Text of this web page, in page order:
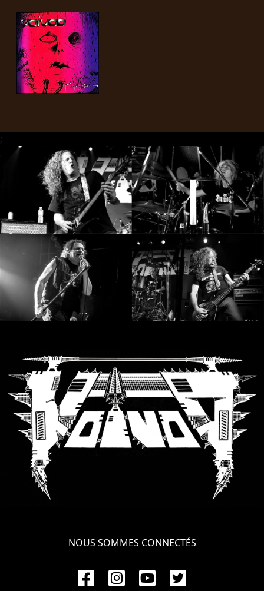
POLITIQUE
DE
CONFIDENTIALITÉ
RETOURS
CHOISIR
UN
THÈME
SYMPHONIQUE
MORGOTH
TALES
ANACHRONISM
ANARCHY
LOST
MACHINE
NOTHINGFACE
DIMENSION
HATROSS
TECHNOLOGY
;
NOUS SOMMES CONNECTÉS